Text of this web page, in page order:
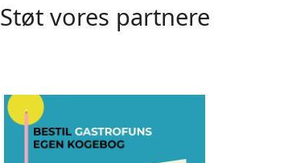
Støt vores partnere